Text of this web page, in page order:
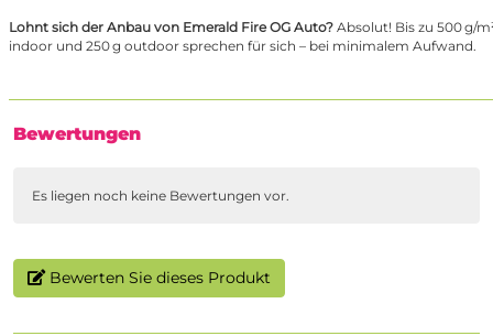
Lohnt sich der Anbau von Emerald Fire OG Auto? Absolut! Bis zu 500 g/
indoor und 250 g outdoor sprechen für sich – bei minimalem Aufwand.
Bewertungen
Es liegen noch keine Bewertungen vor.
Bewerten Sie dieses Produkt